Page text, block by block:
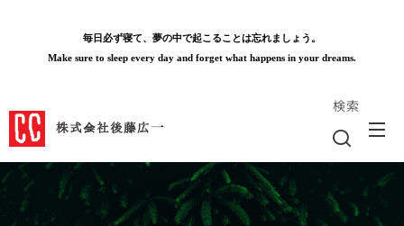
毎日必ず寝て、夢の中で起こることは忘れましょう。
Make sure to sleep every day and forget what happens in your dreams.
株式会社後藤広一
検索